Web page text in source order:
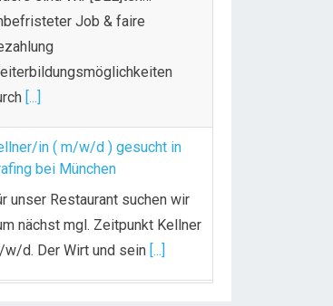
Job & faire
[...]
in ( m/w/d ) gesucht in
bei München
unser Restaurant suchen wir
nächst mgl. Zeitpunkt Kellner
w/d. Der Wirt und sein [...]